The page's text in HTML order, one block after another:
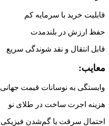
قابلیت خرید با سرمایه کم
حفظ ارزش در بلندمدت
قابل انتقال و نقد شوندگی سریع
معایب:
وابستگی به نوسانات قیمت جهانی
هزینه اجرت ساخت در طلای نو
احتمال سرقت یا گم‌شدن فیزیکی